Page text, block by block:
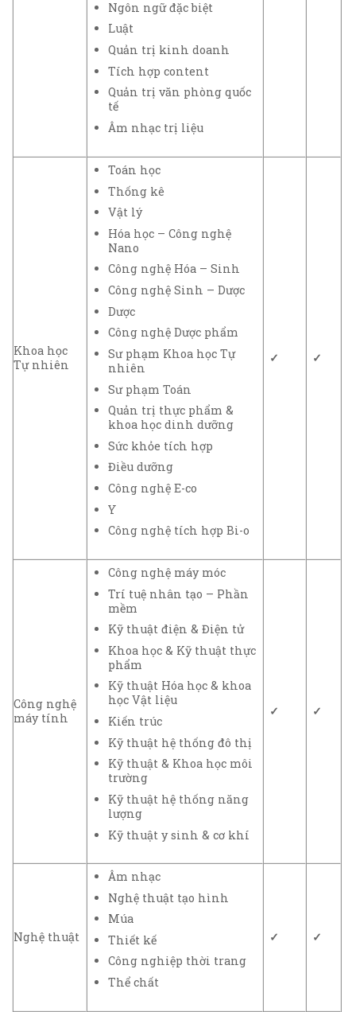
Ngôn ngữ đặc biệt
Luật
Quản trị kinh doanh
Tích hợp content
Quản trị văn phòng quốc
tế
Âm nhạc trị liệu
Khoa học
Tự nhiên
Toán học
Thống kê
Vật lý
Hóa học – Công nghệ
Nano
Công nghệ Hóa – Sinh
Công nghệ Sinh – Dược
Dược
Công nghệ Dược phẩm
Sư phạm Khoa học Tự
nhiên
Sư phạm Toán
Quản trị thực phẩm &
khoa học dinh dưỡng
Sức khỏe tích hợp
Điều dưỡng
Công nghệ E-co
Y
Công nghệ tích hợp Bi-o
✓ ✓
Công nghệ
máy tính
Công nghệ máy móc
Trí tuệ nhân tạo – Phần
mềm
Kỹ thuật điện & Điện tử
Khoa học & Kỹ thuật thực
phẩm
Kỹ thuật Hóa học & khoa
học Vật liệu
Kiến trúc
Kỹ thuật hệ thống đô thị
Kỹ thuật & Khoa học môi
trường
Kỹ thuật hệ thống năng
lượng
Kỹ thuật y sinh & cơ khí
✓ ✓
Nghệ thuật
Âm nhạc
Nghệ thuật tạo hình
Múa
Thiết kế
Công nghiệp thời trang
Thể chất
✓ ✓